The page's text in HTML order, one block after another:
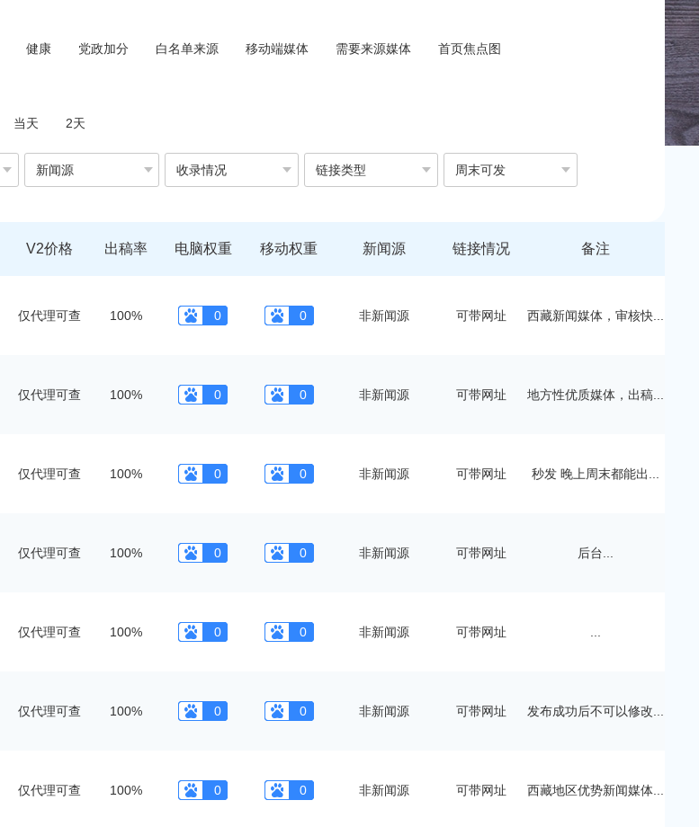
健康 党政加分 白名单来源 移动端媒体 需要来源媒体 首页焦点图
当天 2天
新闻源 收录情况 链接类型 周末可发
V2价格 出稿率 电脑权重 移动权重 新闻源 链接情况 备注
仅代理可查 100% 0 0 非新闻源 可带网址 西藏新闻媒体，审核快...
仅代理可查 100% 0 0 非新闻源 可带网址 地方性优质媒体，出稿...
仅代理可查 100% 0 0 非新闻源 可带网址 秒发 晚上周末都能出...
仅代理可查 100% 0 0 非新闻源 可带网址 后台...
仅代理可查 100% 0 0 非新闻源 可带网址
仅代理可查 100% 0 0 非新闻源 可带网址 发布成功后不可以修改...
仅代理可查 100% 0 0 非新闻源 可带网址 西藏地区优势新闻媒体...